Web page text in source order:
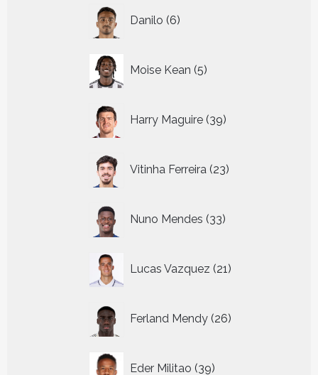
Danilo 6
producten
Moise Kean 5
producten
Harry Maguire 39
producten
Vitinha Ferreira 23
producten
Nuno Mendes 33
producten
Lucas Vazquez 21
producten
Ferland Mendy 26
producten
Eder Militao 39